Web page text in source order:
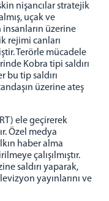
nişancılar stratejik
uçak ve
üzerine
rejimi canları
Terörle mücadele
Kobra tipi saldırı
bu tip saldırı
üzerine ateş
ele geçirerek
Özel medya
haber alma
çalışılmıştır.
saldırı yaparak,
yayınlarını ve